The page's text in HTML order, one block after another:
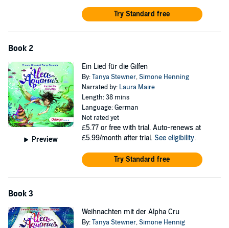
Try Standard free
Book 2
Preview
Ein Lied für die Gilfen
By:Tanya Stewner,Simone Henning
Narrated by: Laura Maire
Length: 38 mins
Language: German
Not rated yet
£5.77 or free with trial. Auto-renews at
£5.99/month after trial. See eligibility.
Try Standard free
Book 3
Weihnachten mit der Alpha Cru
By:Tanya Stewner,Simone Hennig